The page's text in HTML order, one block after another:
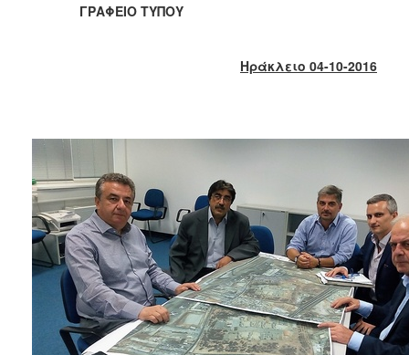
2018
2011
2010
2006
ΓΡΑΦΕΙΟ ΤΥΠΟΥ
Ηράκλειο 04-10-2016